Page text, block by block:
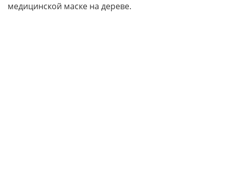
медицинской маске на дереве.